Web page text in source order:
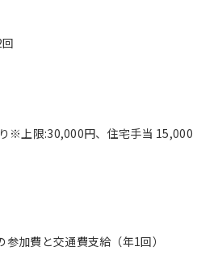
※上限:30,000円、住宅手当 15,000
加費と交通費支給（年1回）